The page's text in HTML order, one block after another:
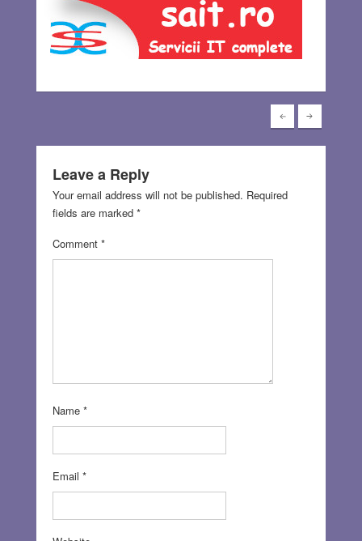
Leave a Reply
Your email address will not be published. Required
fields are marked *
Comment *
Name *
Email *